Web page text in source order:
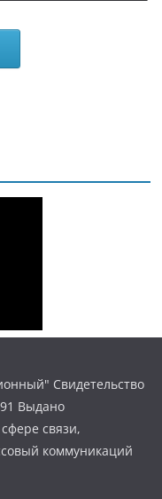
Свидетельство
Выдано
связи,
коммуникаций